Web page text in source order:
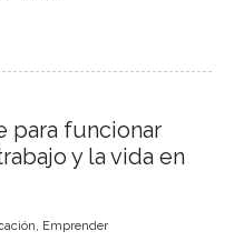
para funcionar
y la vida en
, Emprender